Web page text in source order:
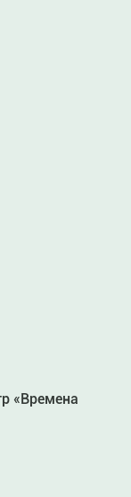
«Времена